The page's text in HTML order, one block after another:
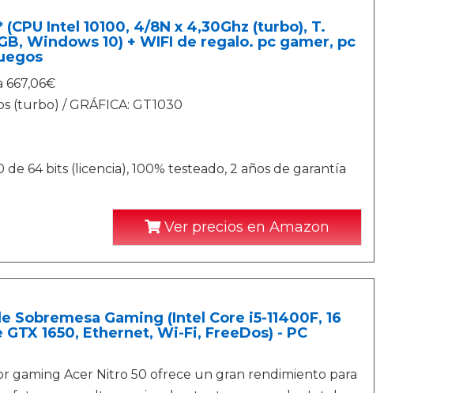
(CPU Intel 10100, 4/8N x 4,30Ghz (turbo), T.
Windows 10) + WIFI de regalo. pc gamer, pc
667,06€
(turbo) / GRÁFICA: GT1030
64 bits (licencia), 100% testeado, 2 años de garantía
Ver precios en Amazon
Gaming (Intel Core i5-11400F, 16
GTX 1650, Ethernet, Wi-Fi, FreeDos) - PC
gaming Acer Nitro 50 ofrece un gran rendimiento para